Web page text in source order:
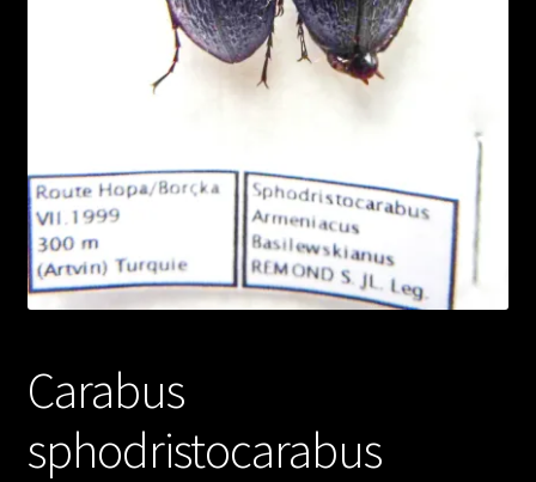
Carabus
sphodristocarabus